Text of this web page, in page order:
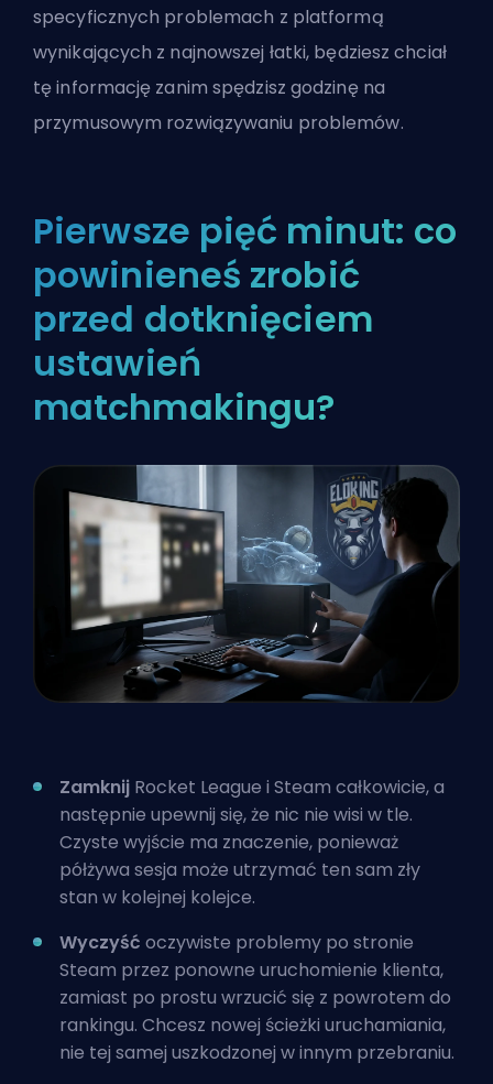
specyficznych problemach z platformą
wynikających z najnowszej łatki, będziesz chciał
tę informację zanim spędzisz godzinę na
przymusowym rozwiązywaniu problemów.
Pierwsze pięć minut: co
powinieneś zrobić
przed dotknięciem
ustawień
matchmakingu?
Zamknij Rocket League i Steam całkowicie, a
następnie upewnij się, że nic nie wisi w tle.
Czyste wyjście ma znaczenie, ponieważ
półżywa sesja może utrzymać ten sam zły
stan w kolejnej kolejce.
Wyczyść oczywiste problemy po stronie
Steam przez ponowne uruchomienie klienta,
zamiast po prostu wrzucić się z powrotem do
rankingu. Chcesz nowej ścieżki uruchamiania,
nie tej samej uszkodzonej w innym przebraniu.